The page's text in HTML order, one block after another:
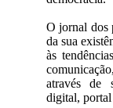
O jornal dos
da sua
às
através de
digital, portal